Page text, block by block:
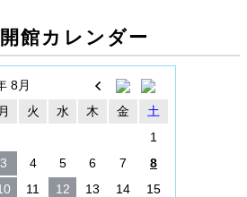
開館カレンダー
8月
月 火 水 木 金
土
1
3 4 5 6 7
8
11 12 13 14
15